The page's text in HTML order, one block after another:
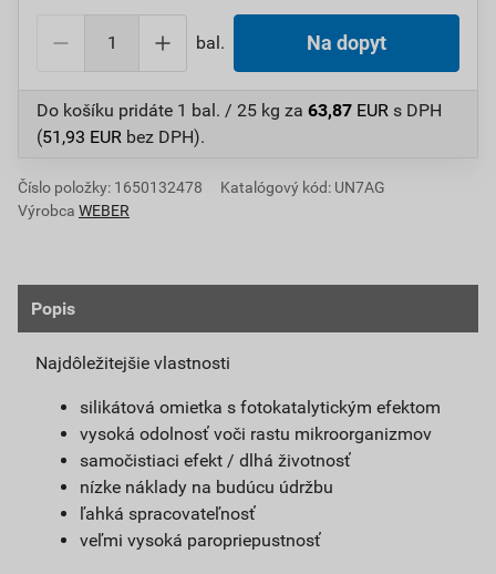
bal. Na dopyt
Do košíku pridáte 1 bal. / 25 kg za 63,87 EUR s DPH
(51,93 EUR bez DPH).
Číslo položky: 1650132478
Katalógový kód: UN7AG
Výrobca WEBER
Popis
Najdôležitejšie vlastnosti
silikátová omietka s fotokatalytickým efektom
vysoká odolnosť voči rastu mikroorganizmov
samočistiaci efekt / dlhá životnosť
nízke náklady na budúcu údržbu
ľahká spracovateľnosť
veľmi vysoká paropriepustnosť